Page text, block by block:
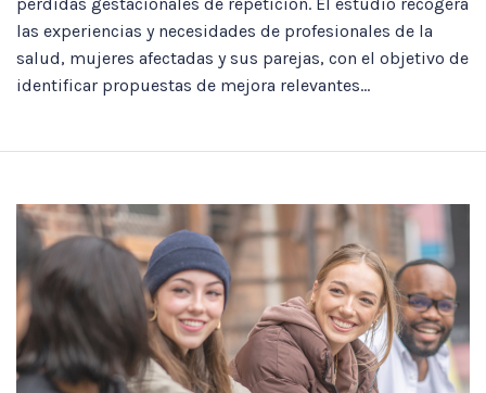
las experiencias y necesidades de profesionales de la
salud, mujeres afectadas y sus parejas, con el objetivo de
identificar propuestas de mejora relevantes...